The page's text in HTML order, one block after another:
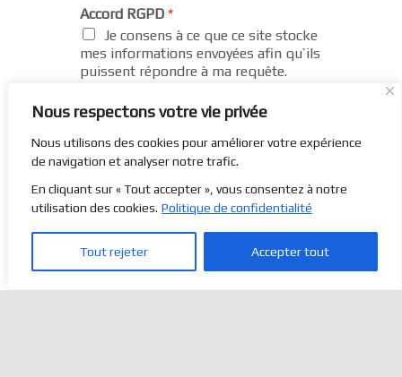
Nous respectons votre vie privée
Nous utilisons des cookies pour améliorer votre expérience
de navigation et analyser notre trafic.
En cliquant sur « Tout accepter », vous consentez à notre
utilisation des cookies. Politique de confidentialité
Tout rejeter Accepter tout
CONTACT CRÉDITS
Accord RGPD *
Je consens à ce que ce site stocke
mes informations envoyées afin qu’ils
puissent répondre à ma requête.
Envoyer